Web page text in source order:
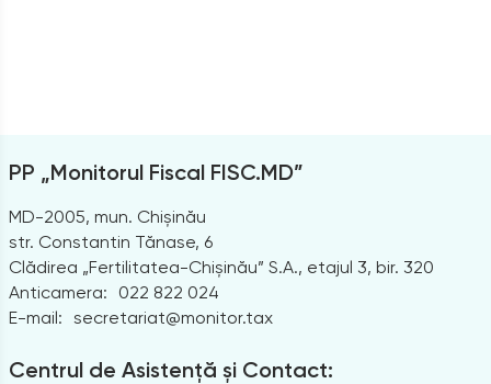
PP „Monitorul Fiscal FISC.MD”
MD-2005, mun. Chișinău
str. Constantin Tănase, 6
Clădirea „Fertilitatea-Chișinău” S.A., etajul 3, bir. 320
Anticamera:
022 822 024
E-mail: secretariat@monitor.tax
Centrul de Asistență și Contact: